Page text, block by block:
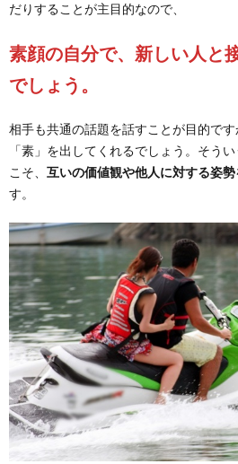
だりすることが主目的なので、
素顔の自分で、新しい人と
でしょう。
相手も共通の話題を話すことが目的で
「素」を出してくれるでしょう。そう
こそ、 互いの価値観や他人に対する姿
す。